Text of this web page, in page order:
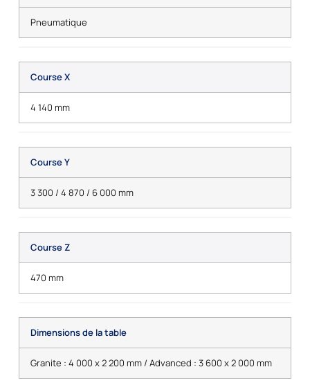
Pneumatique
Course X
4 140 mm
Course Y
3 300 / 4 870 / 6 000 mm
Course Z
470 mm
Dimensions de la table
Granite : 4 000 x 2 200 mm / Advanced : 3 600 x 2 000 mm